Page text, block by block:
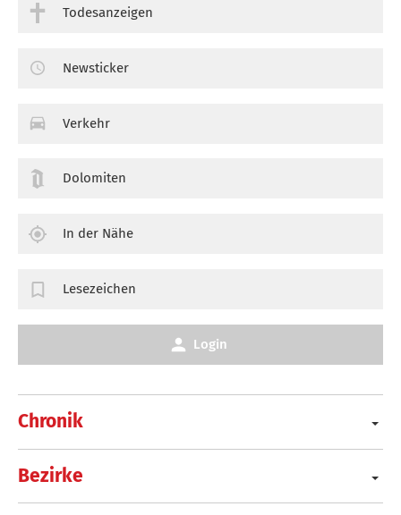
Chronik
Bezirke
Todesanzeigen
Newsticker
Verkehr
Dolomiten
In der Nähe
Lesezeichen
Login